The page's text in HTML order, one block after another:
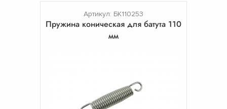
Артикул: БК110253
Пружина коническая для батута 110
мм